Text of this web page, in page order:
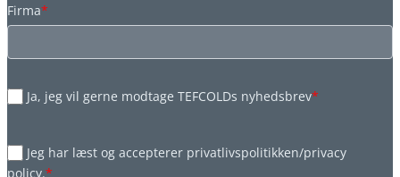
Firma*
Ja, jeg vil gerne modtage TEFCOLDs nyhedsbrev*
Jeg har læst og accepterer privatlivspolitikken/privacy
policy.*